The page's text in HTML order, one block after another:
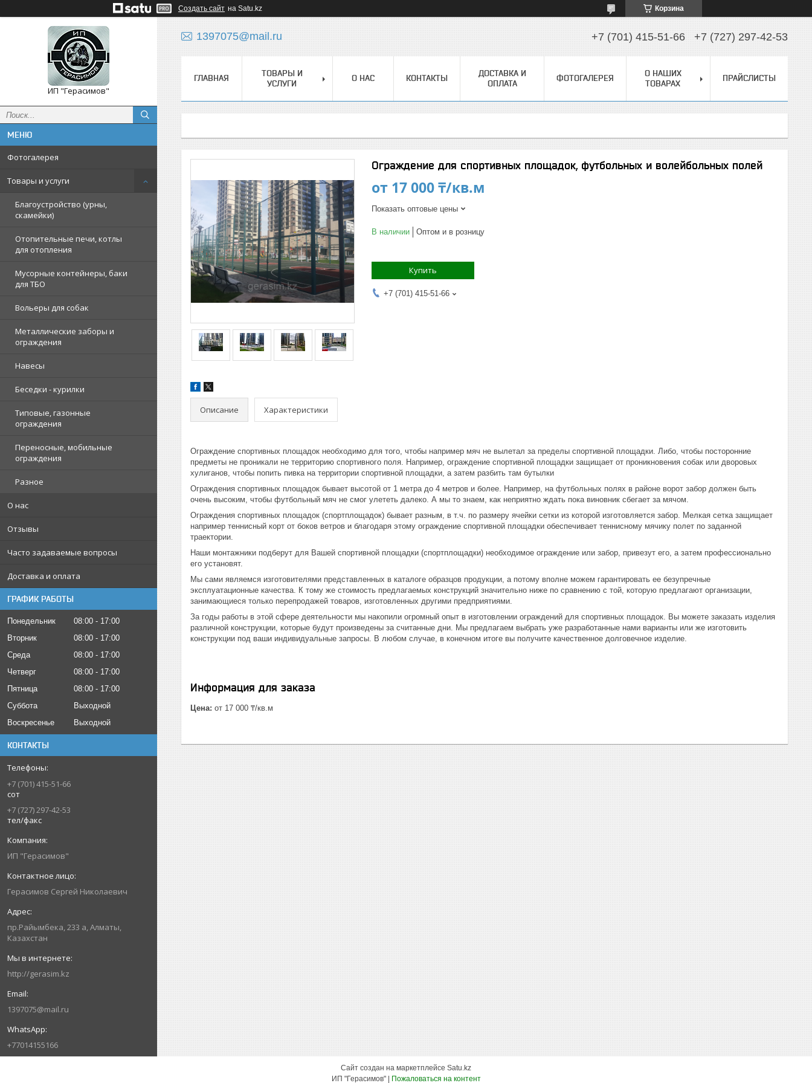
Создать сайт на Satu.kz Корзина
ИП "Герасимов"
Фотогалерея
Товары и услуги
Благоустройство (урны,
скамейки)
Отопительные печи, котлы
для отопления
Мусорные контейнеры, баки
для ТБО
Вольеры для собак
Металлические заборы и
ограждения
Навесы
Беседки - курилки
Типовые, газонные
ограждения
Переносные, мобильные
ограждения
Разное
О нас
Отзывы
Часто задаваемые вопросы
Доставка и оплата
ГРАФИК РАБОТЫ
Понедельник 08:00
17:00
Вторник
08:00
17:00
Среда
08:00
17:00
Четверг
08:00
17:00
Пятница
08:00
17:00
Суббота
Выходной
Воскресенье
Выходной
КОНТАКТЫ
+7 (701) 415-51-66
сот
+7 (727) 297-42-53
тел/факс
ИП "Герасимов"
Герасимов Сергей Николаевич
пр.Райымбека, 233 а, Алматы,
Казахстан
http://gerasim.kz
1397075@mail.ru
+77014155166
1397075@mail.ru +7 (701) 415-51-66 +7 (727) 297-42-53
ГЛАВНАЯ
ТОВАРЫ И
УСЛУГИ
О НАС КОНТАКТЫ
ДОСТАВКА И
ОПЛАТА
ФОТОГАЛЕРЕЯ
О НАШИХ
ТОВАРАХ
ПРАЙСЛИСТЫ
Ограждение для спортивных площадок, футбольных и волейбольных полей
от 17 000 ₸/кв.м
Показать оптовые цены
В наличии Оптом и в розницу
Купить
+7 (701) 415-51-66
Описание Характеристики
Ограждение спортивных площадок необходимо для того, чтобы например мяч не вылетал за пределы спортивной площадки. Либо, чтобы посторонние
предметы не проникали не территорию спортивного поля. Например, ограждение спортивной площадки защищает от проникновения собак или дворовых
хулиганов, чтобы попить пивка на территории спортивной площадки, а затем разбить там бутылки
Ограждения спортивных площадок бывает высотой от 1 метра до 4 метров и более. Например, на футбольных полях в районе ворот забор должен быть
очень высоким, чтобы футбольный мяч не смог улететь далеко. А мы то знаем, как неприятно ждать пока виновник сбегает за мячом.
Ограждения спортивных площадок (спортплощадок) бывает разным, в т.ч. по размеру ячейки сетки из которой изготовляется забор. Мелкая сетка защищает
например теннисный корт от боков ветров и благодаря этому ограждение спортивной площадки обеспечивает теннисному мячику полет по заданной
траектории.
Наши монтажники подберут для Вашей спортивной площадки (спортплощадки) необходимое ограждение или забор, привезут его, а затем профессионально
его установят.
Мы сами являемся изготовителями представленных в каталоге образцов продукции, а потому вполне можем гарантировать ее безупречные
эксплуатационные качества. К тому же стоимость предлагаемых конструкций значительно ниже по сравнению с той, которую предлагают организации,
занимающиеся только перепродажей товаров, изготовленных другими предприятиями.
За годы работы в этой сфере деятельности мы накопили огромный опыт в изготовлении ограждений для спортивных площадок. Вы можете заказать изделия
различной конструкции, которые будут произведены за считанные дни. Мы предлагаем выбрать уже разработанные нами варианты или же изготовить
конструкции под ваши индивидуальные запросы. В любом случае, в конечном итоге вы получите качественное долговечное изделие.
Информация для заказа
Цена: от 17 000 ₸/кв.м
Сайт создан на маркетплейсе Satu.kz
Пожаловаться на контент